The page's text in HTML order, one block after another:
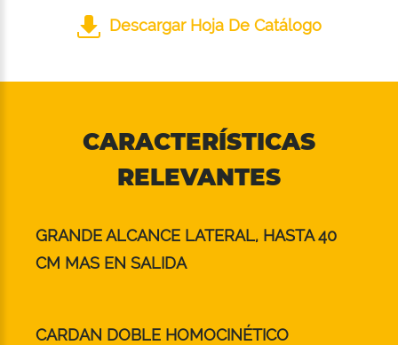
Descargar Hoja De Catálogo
CARACTERÍSTICAS
RELEVANTES
GRANDE ALCANCE LATERAL, HASTA 40
CM MAS EN SALIDA
CARDAN DOBLE HOMOCINÉTICO